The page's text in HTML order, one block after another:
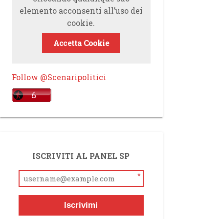
elemento acconsenti all’uso dei
cookie.
Accetta Cookie
Follow @Scenaripolitici
ISCRIVITI AL PANEL SP
*
Iscrivimi